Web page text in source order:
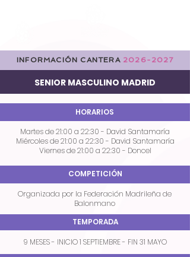
INFORMACIÓN CANTERA 2026-2027
SENIOR MASCULINO MADRID
HORARIOS
Martes de 21:00 a 22:30 - David Santamaría
Miércoles de 21:00 a 22:30 - David Santamaría
Viernes de 21:00 a 22:30 - Doncel
COMPETICIÓN
Organizada por la Federación Madrileña de
Balonmano
TEMPORADA
9 MESES - INICIO 1 SEPTIEMBRE - FIN 31 MAYO